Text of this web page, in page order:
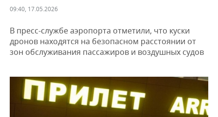
ДЕКЛАРАЦИИ О ДОХОДАХ
КОРОЛИ ГОСЗАКАЗА ПФО
ВУЗЫ ТАТАРСТАНА
КОМУ ПРИНАДЛЕЖАТ
ТОРГОВЫЕ ЦЕНТРЫ
ТАТАРСТАНА
НОВОСТИ ЭКОНОМИКИ
ФИНАНСЫ
БАНКИ
БЮДЖЕТ
ИНВЕСТИЦИИ
ПРОМЫШЛЕННОСТЬ
НОВОСТИ
ПРОМЫШЛЕННОСТИ
МАШИНОСТРОЕНИЕ
НЕДВИЖИМОСТЬ
НОВОСТИ НЕДВИЖИМОСТИ
АВТО
НОВОСТИ АВТО
БИЗНЕС
НОВОСТИ БИЗНЕСА
ТЕХНОЛОГИИ
09:40, 17.05.2026
В пресс-службе аэропорта отметили, что куски
дронов находятся на безопасном расстоянии от
зон обслуживания пассажиров и воздушных судов